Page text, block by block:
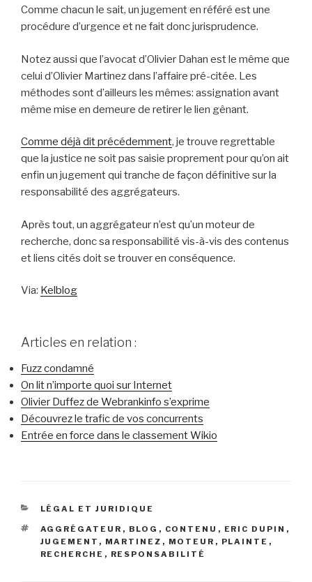
Comme chacun le sait, un jugement en référé est une
procédure d’urgence et ne fait donc jurisprudence.
Notez aussi que l’avocat d’Olivier Dahan est le même que
celui d’Olivier Martinez dans l’affaire pré-citée. Les
méthodes sont d’ailleurs les mêmes: assignation avant
même mise en demeure de retirer le lien gênant.
Comme déjà dit précédemment, je trouve regrettable
que la justice ne soit pas saisie proprement pour qu’on ait
enfin un jugement qui tranche de façon définitive sur la
responsabilité des aggrégateurs.
Après tout, un aggrégateur n’est qu’un moteur de
recherche, donc sa responsabilité vis-à-vis des contenus
et liens cités doit se trouver en conséquence.
Via: Kelblog
Articles en relation :
Fuzz condamné
On lit n’importe quoi sur Internet
Olivier Duffez de Webrankinfo s’exprime
Découvrez le trafic de vos concurrents
Entrée en force dans le classement Wikio
CATÉGORIES
LÉGAL ET JURIDIQUE
ÉTIQUETTES
AGGRÉGATEUR , BLOG , CONTENU , ERIC DUPIN ,
JUGEMENT , MARTINEZ , MOTEUR , PLAINTE ,
RECHERCHE , RESPONSABILITÉ